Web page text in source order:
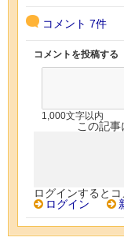
コメント 7件
コメントを投稿する
1,000文字以内
この記
ログインするとコ
ログイン